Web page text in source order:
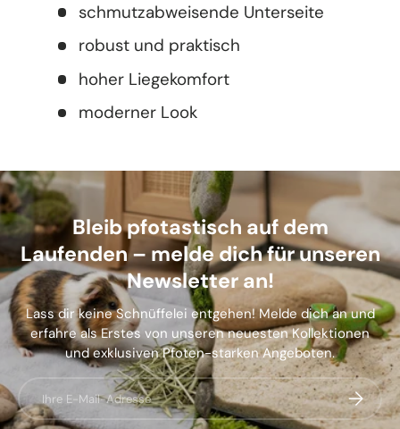
schmutzabweisende Unterseite
robust und praktisch
hoher Liegekomfort
moderner Look
Bleib pfotastisch auf dem
Laufenden – melde dich für unseren
Newsletter an!
Lass dir keine Schnüffelei entgehen! Melde dich an und
erfahre als Erstes von unseren neuesten Kollektionen
und exklusiven Pfoten-starken Angeboten.